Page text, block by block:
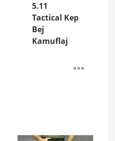
5.11
Tactical Kep
Bej
Kamuflaj